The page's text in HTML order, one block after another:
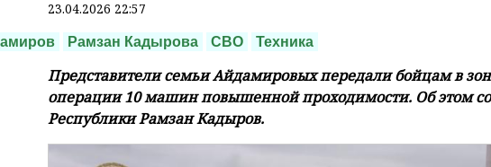
23.04.2026 22:57
Рамзан Кадырова СВО Техника
Представители семьи Айдамировых передали бойцам в
операции 10 машин повышенной проходимости. Об этом
Республики Рамзан Кадыров.